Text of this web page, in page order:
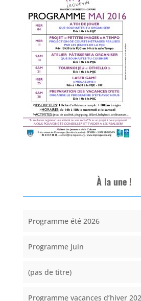
À la une !
Programme été 2026
Programme Juin
(pas de titre)
Programme vacances d’hiver